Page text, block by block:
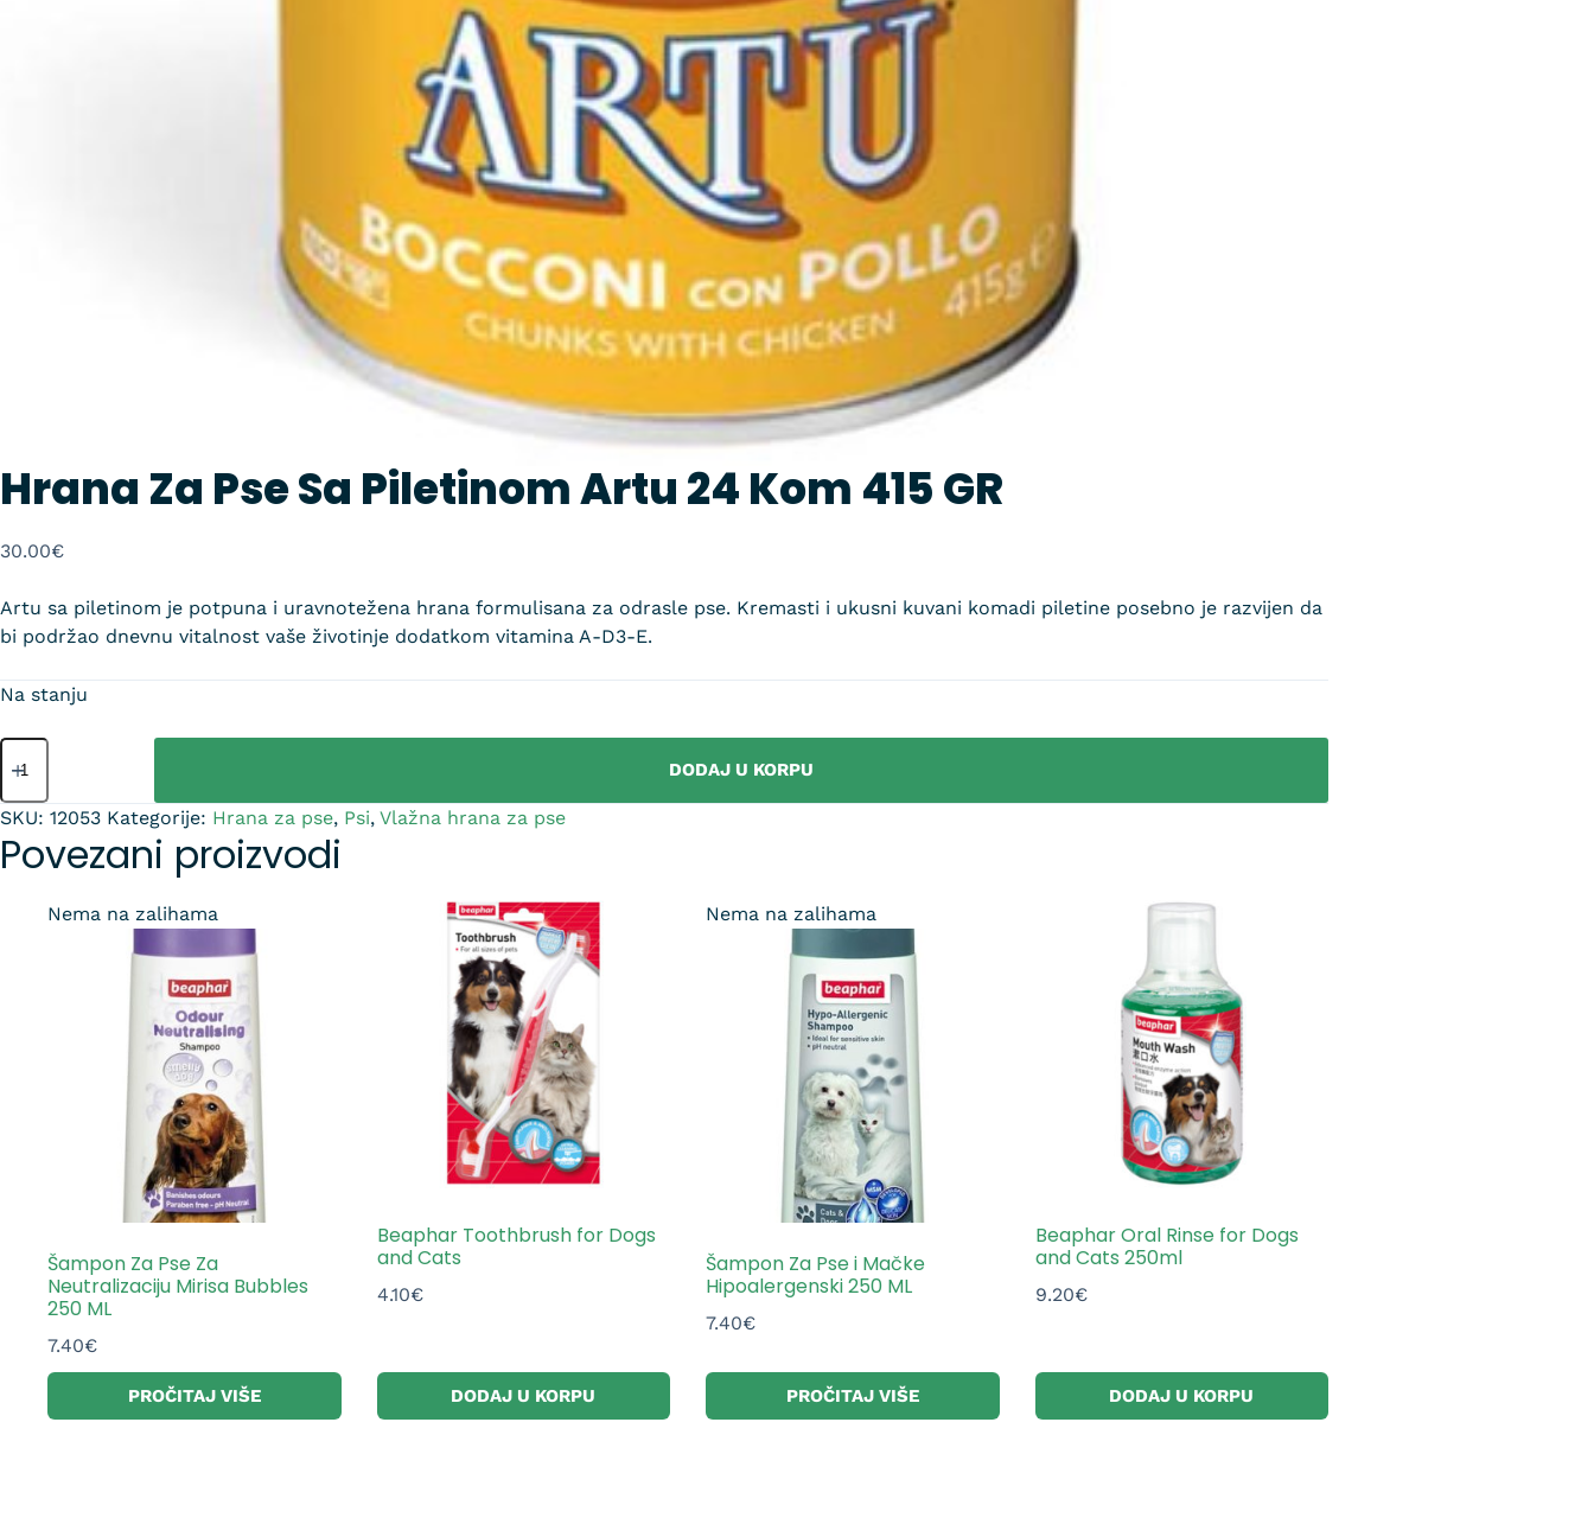
Hrana Za Pse Sa Piletinom Artu 24 Kom 415 GR
30.00€
Artu sa piletinom je potpuna i uravnotežena hrana formulisana za odrasle pse. Kremasti i ukusni kuvani komadi piletine posebno je razvijen da
bi podržao dnevnu vitalnost vaše životinje dodatkom vitamina A-D3-E.
Na stanju
DODAJ U KORPU
SKU: 12053 Kategorije: Hrana za pse, Psi, Vlažna hrana za pse
Povezani proizvodi
Nema na zalihama
Šampon Za Pse Za
Neutralizaciju Mirisa Bubbles
250 ML
7.40€
PROČITAJ VIŠE
Beaphar Toothbrush for Dogs
and Cats
4.10€
DODAJ U KORPU
Nema na zalihama
Šampon Za Pse i Mačke
Hipoalergenski 250 ML
7.40€
PROČITAJ VIŠE
Beaphar Oral Rinse for Dogs
and Cats 250ml
9.20€
DODAJ U KORPU